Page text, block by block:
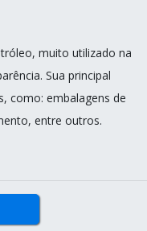
muito utilizado na
Sua principal
como: embalagens de
entre outros.